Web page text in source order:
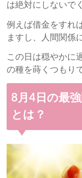
は絶対にしないで
例えば借金をすれ
ますし、人間関係
この日は穏やかに
の種を蒔くつもり
8月4日の最強開運日にすると良い行動
とは？